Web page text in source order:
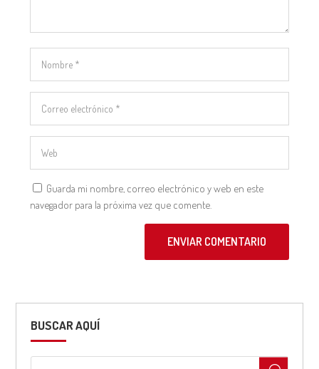
Guarda mi nombre, correo electrónico y web en este
navegador para la próxima vez que comente.
ENVIAR COMENTARIO
BUSCAR AQUÍ